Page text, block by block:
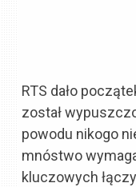
RTS dało
został
powodu nikogo
mnóstwo
kluczowych